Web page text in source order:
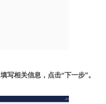
填写相关信息，点击“下一步”。